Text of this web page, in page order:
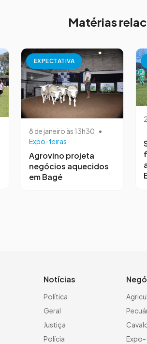
Matérias
EXPECTATIVA
8 de janeiro às 13h30 •
Expo-feiras
Agrovino projeta
negócios aquecidos
em Bagé
Notícias
Política
Geral
Justiça
Polícia